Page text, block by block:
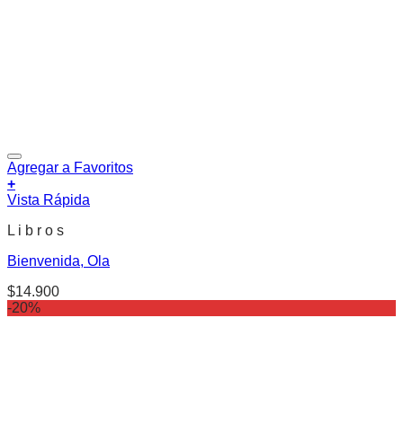
Agregar a Favoritos
+
Vista Rápida
L i b r o s
Bienvenida, Ola
$14.900
-20%